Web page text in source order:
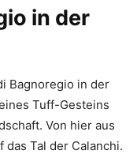
in der
Bagnoregio in der
Tuff-Gesteins
Von hier aus
das Tal der Calanchi.